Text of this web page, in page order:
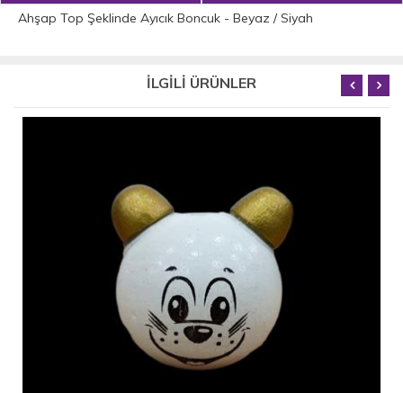
Ahşap Top Şeklinde Ayıcık Boncuk - Beyaz / Siyah
İLGİLİ ÜRÜNLER